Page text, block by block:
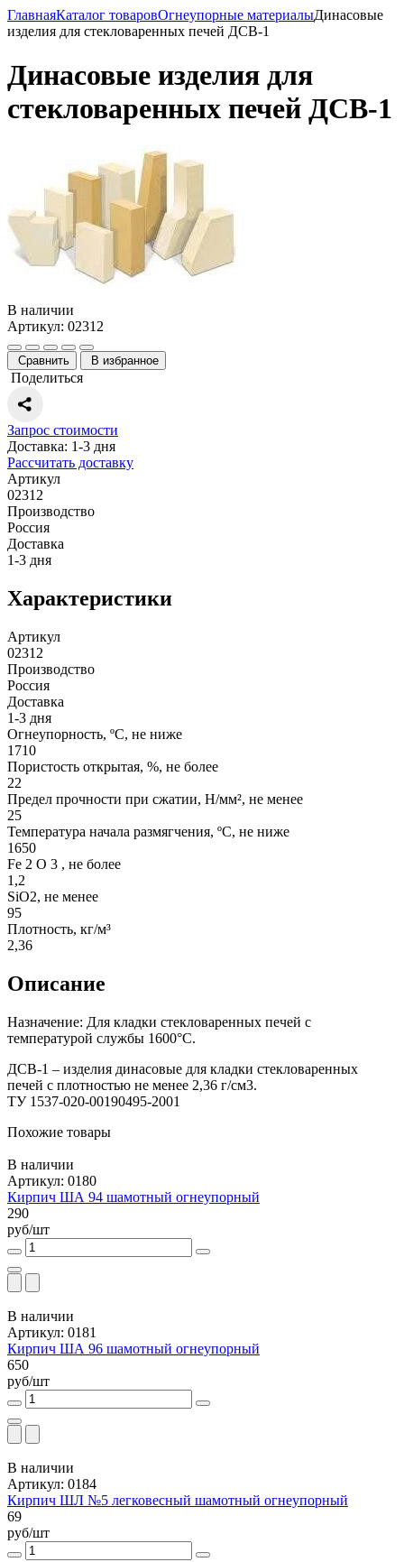
ГлавнаяКаталог товаровОгнеупорные материалыДинасовые
изделия для стекловаренных печей ДСВ-1
Динасовые изделия для
стекловаренных печей ДСВ-1
В наличии
Артикул: 02312
Сравнить В избранное
Поделиться
Запрос стоимости
Доставка: 1-3 дня
Рассчитать доставку
Артикул
02312
Производство
Россия
Доставка
1-3 дня
Характеристики
Артикул
02312
Производство
Россия
Доставка
1-3 дня
Огнеупорность, ºС, не ниже
1710
Пористость открытая, %, не более
22
Предел прочности при сжатии, Н/мм², не менее
25
Температура начала размягчения, ºС, не ниже
1650
Fe 2 O 3 , не более
1,2
SiO2, не менее
95
Плотность, кг/м³
2,36
Описание
Назначение: Для кладки стекловаренных печей с
температурой службы 1600°С.
ДСВ-1 – изделия динасовые для кладки стекловаренных
печей с плотностью не менее 2,36 г/см3.
ТУ 1537-020-00190495-2001
Похожие товары
В наличии
Артикул: 0180
Кирпич ША 94 шамотный огнеупорный
290
руб/шт
В наличии
Артикул: 0181
Кирпич ША 96 шамотный огнеупорный
650
руб/шт
В наличии
Артикул: 0184
Кирпич ШЛ №5 легковесный шамотный огнеупорный
69
руб/шт